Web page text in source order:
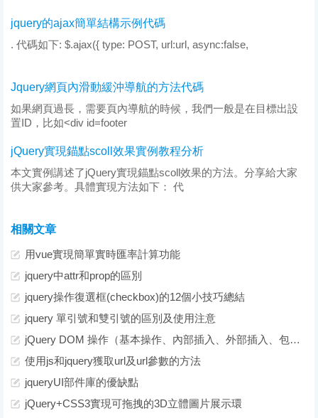
jquery的ajax簡單結構示例代碼
. 代碼如下: $.ajax({ type: POST, url:url, async:false,
Jquery網頁內滑動緩沖導航的方法代碼
如果網頁過長，需要頁內導航的時候，我們一般是在目標出設
置ID，比如<div id=footer
jQuery實現錨點scoll效果實例教程分析
本文實例講述了jQuery實現錨點scoll效果的方法。分享給大家
供大家參考。具體實現方法如下： 代
相關文章
用vue實現簡單實時匯率計算功能
jquery中attr和prop的區別
jquery操作復選框(checkbox)的12個小技巧總結
jquery 單引號和雙引號的區別及使用注意
jQuery DOM 操作（基本操作、內部插入、外部插入、包裹操作）
使用js和jquery獲取url及url參數的方法
jqueryUI部件庫的優缺點
jQuery+CSS3實現可拖拽的3D立體圖片展示環